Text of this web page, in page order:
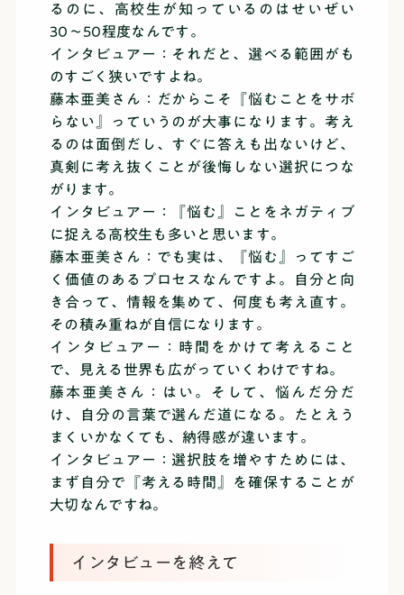
るのに、高校生が知っているのはせいぜい
30〜50程度なんです。
インタビュアー：それだと、選べる範囲がも
のすごく狭いですよね。
藤本亜美さん：だからこそ『悩むことをサボ
らない』っていうのが大事になります。考え
るのは面倒だし、すぐに答えも出ないけど、
真剣に考え抜くことが後悔しない選択につな
がります。
インタビュアー：『悩む』ことをネガティブ
に捉える高校生も多いと思います。
藤本亜美さん：でも実は、『悩む』ってすご
く価値のあるプロセスなんですよ。自分と向
き合って、情報を集めて、何度も考え直す。
その積み重ねが自信になります。
インタビュアー：時間をかけて考えること
で、見える世界も広がっていくわけですね。
藤本亜美さん：はい。そして、悩んだ分だ
け、自分の言葉で選んだ道になる。たとえう
まくいかなくても、納得感が違います。
インタビュアー：選択肢を増やすためには、
まず自分で『考える時間』を確保することが
大切なんですね。
インタビューを終えて